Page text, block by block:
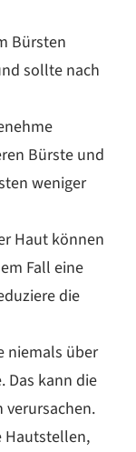
Bürsten
sollte nach
Bürste und
weniger
Haut können
Fall eine
die
niemals über
Das kann die
verursachen.
Hautstellen,